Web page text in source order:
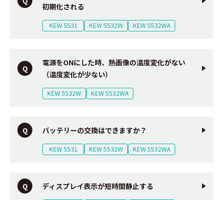
初期化される
KEW 5531 KEW 5532W KEW 5532WA
電源をONにした時、熱画像の温度変化がない
（温度変化が少ない）
KEW 5532W KEW 5532WA
バッテリーの交換はできますか？
KEW 5531 KEW 5532W KEW 5532WA
ディスプレイ表示が短時間静止する